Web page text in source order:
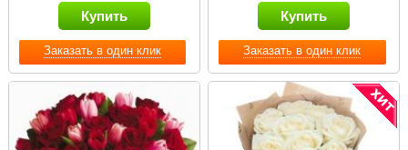
Заказать в один клик
Купить
Заказать в один клик
Купить